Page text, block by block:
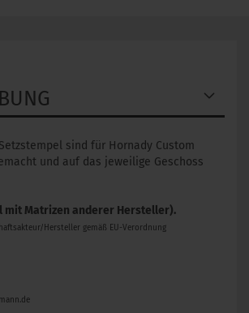
sind für Hornady Custom
und auf das jeweilige Geschoss
mit Matrizen anderer Hersteller).
Hersteller gemäß EU-Verordnung